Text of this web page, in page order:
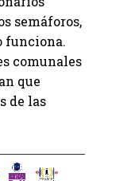
semáforos,
funciona.
comunales
que
de las